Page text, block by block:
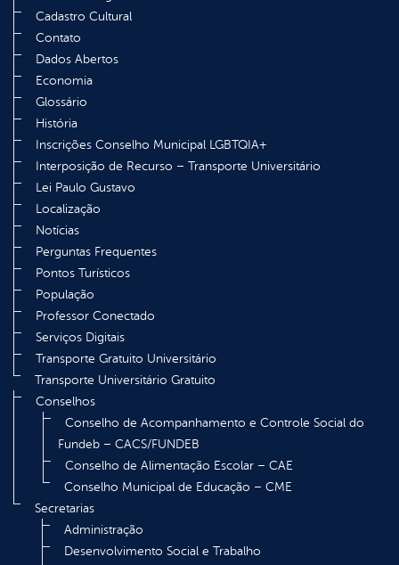
Cadastro Cultural
Contato
Dados Abertos
Economia
Glossário
História
Inscrições Conselho Municipal LGBTQIA+
Interposição de Recurso – Transporte Universitário
Lei Paulo Gustavo
Localização
Notícias
Perguntas Frequentes
Pontos Turísticos
População
Professor Conectado
Serviços Digitais
Transporte Gratuito Universitário
Transporte Universitário Gratuito
Conselhos
Conselho de Acompanhamento e Controle Social do
Fundeb – CACS/FUNDEB
Conselho de Alimentação Escolar – CAE
Conselho Municipal de Educação – CME
Secretarias
Administração
Desenvolvimento Social e Trabalho